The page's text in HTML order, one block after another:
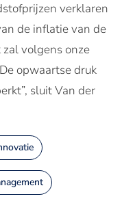
verklaren
de inflatie van de
volgens onze
opwaartse druk
sluit Van der